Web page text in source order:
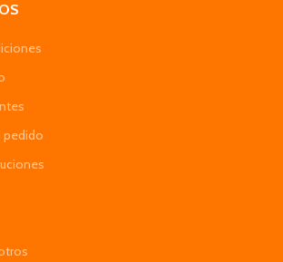
pedido